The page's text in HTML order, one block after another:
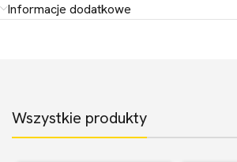
Informacje dodatkowe
Wszystkie produkty